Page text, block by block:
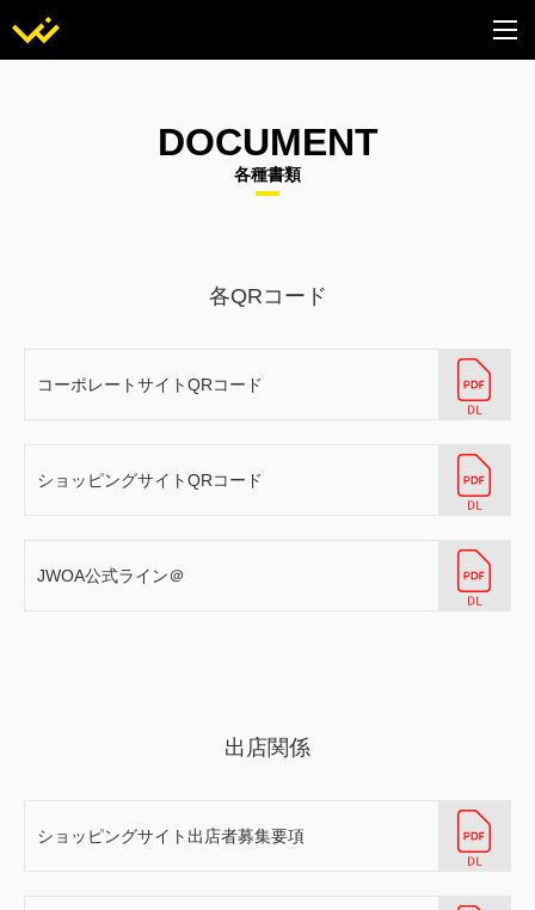
DOCUMENT
各種書類
各QRコード
コーポレートサイトQRコード
ショッピングサイトQRコード
JWOA公式ライン＠
出店関係
ショッピングサイト出店者募集要項